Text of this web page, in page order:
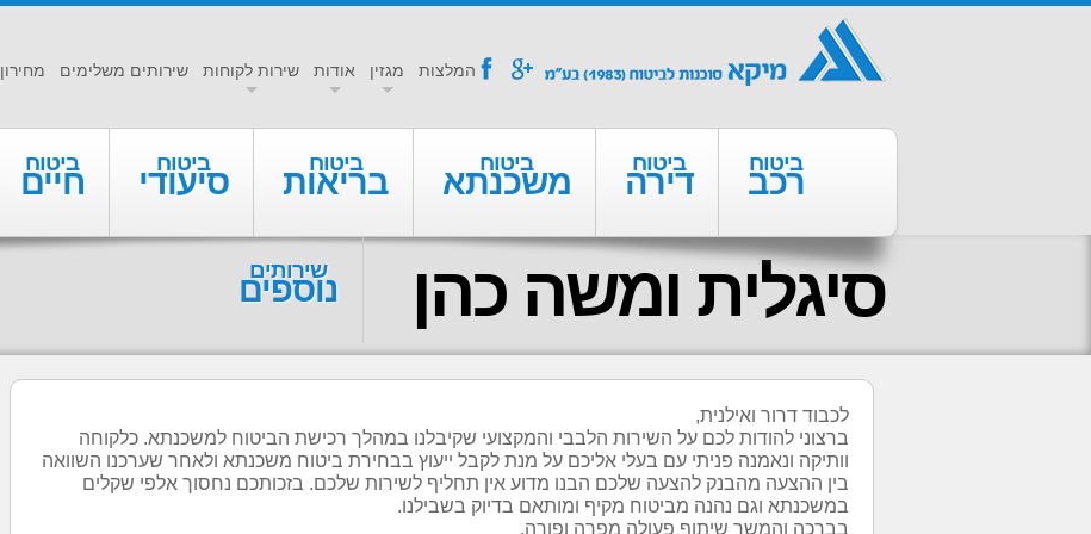
המלצות מגזין אודות שירות לקוחות שירותים משלימים מחירון f
a
ביטוח
רכב
ביטוח
דירה
ביטוח
משכנתא
ביטוח
בריאות
ביטוח
סיעודי
ביטוח
חיים
שירותים
נוספים סיגלית ומשה כהן
לכבוד דרור ואילנית,
ברצוני להודות לכם על השירות הלבבי והמקצועי שקיבלנו במהלך רכישת הביטוח למשכנתא. כלקוחה
וותיקה ונאמנה פניתי עם בעלי אליכם על מנת לקבל ייעוץ בבחירת ביטוח משכנתא ולאחר שערכנו השוואה
בין ההצעה מהבנק להצעה שלכם הבנו מדוע אין תחליף לשירות שלכם. בזכותכם נחסוך אלפי שקלים
במשכנתא וגם נהנה מביטוח מקיף ומותאם בדיוק בשבילנו.
בברכה והמשך שיתוף פעולה מפרה ופורה,